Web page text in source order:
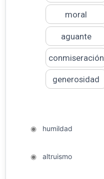
moral
aguante
conmiseración
generosidad
◉humildad
◉altruismo